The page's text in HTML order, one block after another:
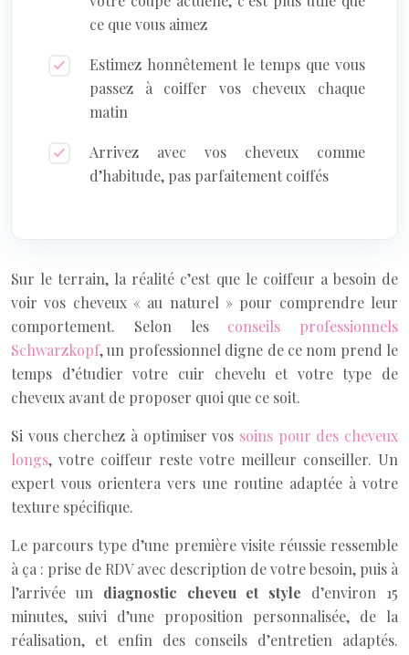
ce que vous aimez
Estimez honnêtement le temps que vous
passez à coiffer vos cheveux chaque
matin
Arrivez avec vos cheveux comme
d’habitude, pas parfaitement coiffés
Sur le terrain, la réalité c’est que le coiffeur a besoin de
voir vos cheveux « au naturel » pour comprendre leur
comportement. Selon les conseils professionnels
Schwarzkopf, un professionnel digne de ce nom prend le
temps d’étudier votre cuir chevelu et votre type de
cheveux avant de proposer quoi que ce soit.
Si vous cherchez à optimiser vos soins pour des cheveux
longs, votre coiffeur reste votre meilleur conseiller. Un
expert vous orientera vers une routine adaptée à votre
texture spécifique.
Le parcours type d’une première visite réussie ressemble
à ça : prise de RDV avec description de votre besoin, puis à
l’arrivée un diagnostic cheveu et style d’environ 15
minutes, suivi d’une proposition personnalisée, de la
réalisation, et enfin des conseils d’entretien adaptés.